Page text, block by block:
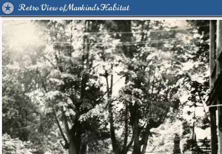
Retro View of Mankind's Habitat